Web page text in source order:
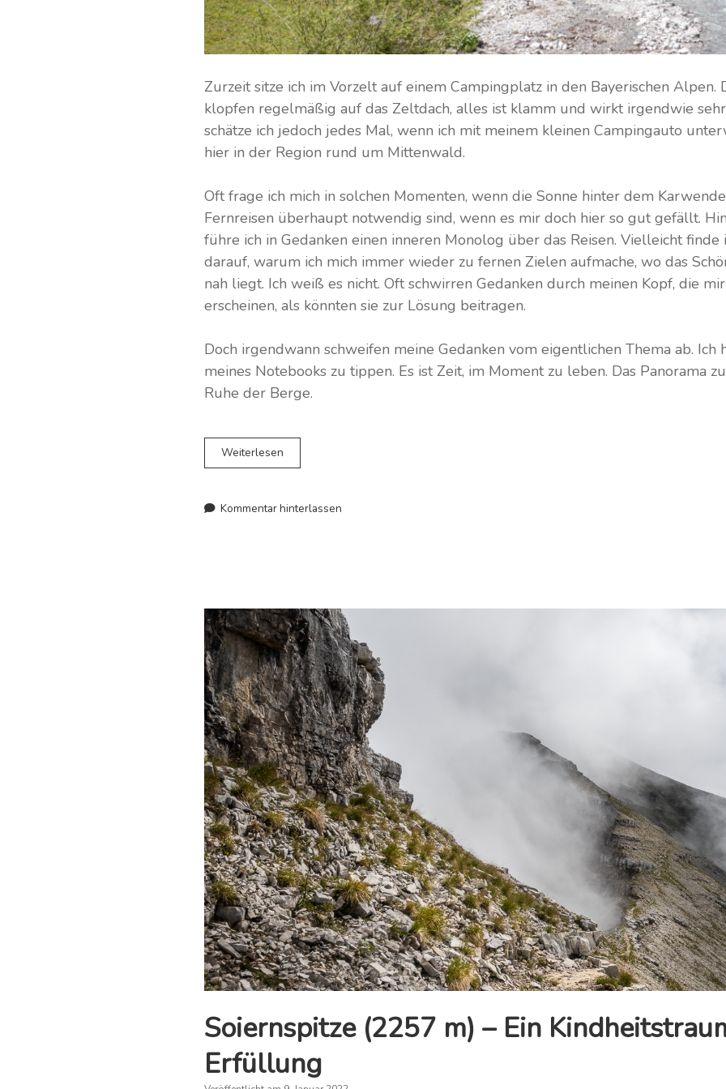
Zurzeit sitze ich im Vorzelt auf einem Campingplatz in den Bayerischen Alpen.
klopfen regelmäßig auf das Zeltdach, alles ist klamm und wirkt irgendwie
schätze ich jedoch jedes Mal, wenn ich mit meinem kleinen Campingauto
hier in der Region rund um Mittenwald.
Oft frage ich mich in solchen Momenten, wenn die Sonne hinter dem
Fernreisen überhaupt notwendig sind, wenn es mir doch hier so gut gefällt.
führe ich in Gedanken einen inneren Monolog über das Reisen. Vielleicht
darauf, warum ich mich immer wieder zu fernen Zielen aufmache, wo das
nah liegt. Ich weiß es nicht. Oft schwirren Gedanken durch meinen Kopf, die
erscheinen, als könnten sie zur Lösung beitragen.
Doch irgendwann schweifen meine Gedanken vom eigentlichen Thema ab. Ich
meines Notebooks zu tippen. Es ist Zeit, im Moment zu leben. Das Panorama
Ruhe der Berge.
Weiterlesen
Bleiben
Reisen:
Zwischen
Kommentar hinterlassen
Soiernspitze (2257 m) – Ein
Erfüllung